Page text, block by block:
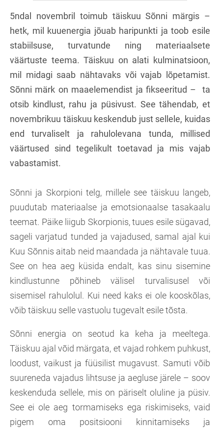
5ndal novembril toimub täiskuu Sõnni märgis –
hetk, mil kuuenergia jõuab haripunkti ja toob esile
stabiilsuse, turvatunde ning materiaalsete
väärtuste teema. Täiskuu on alati kulminatsioon,
mil midagi saab nähtavaks või vajab lõpetamist.
Sõnni märk on maaelemendist ja fikseeritud – ta
otsib kindlust, rahu ja püsivust. See tähendab, et
novembrikuu täiskuu keskendub just sellele, kuidas
end turvaliselt ja rahulolevana tunda, millised
väärtused sind tegelikult toetavad ja mis vajab
vabastamist.
Sõnni ja Skorpioni telg, millele see täiskuu langeb,
puudutab materiaalse ja emotsionaalse tasakaalu
teemat. Päike liigub Skorpionis, tuues esile sügavad,
sageli varjatud tunded ja vajadused, samal ajal kui
Kuu Sõnnis aitab neid maandada ja nähtavale tuua.
See on hea aeg küsida endalt, kas sinu sisemine
kindlustunne põhineb välisel turvalisusel või
sisemisel rahulolul. Kui need kaks ei ole kooskõlas,
võib täiskuu selle vastuolu tugevalt esile tõsta.
Sõnni energia on seotud ka keha ja meeltega.
Täiskuu ajal võid märgata, et vajad rohkem puhkust,
loodust, vaikust ja füüsilist mugavust. Samuti võib
suureneda vajadus lihtsuse ja aegluse järele – soov
keskenduda sellele, mis on päriselt oluline ja püsiv.
See ei ole aeg tormamiseks ega riskimiseks, vaid
pigem oma positsiooni kinnitamiseks ja